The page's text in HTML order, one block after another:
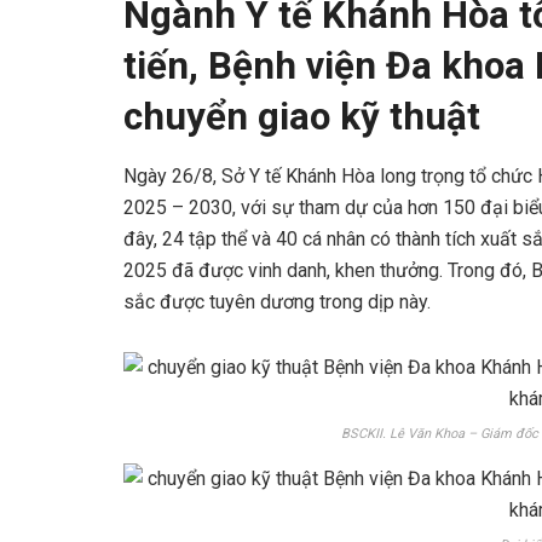
Ngành Y tế Khánh Hòa
tiến, Bệnh viện Đa khoa
chuyển giao kỹ thuật
Ngày 26/8, Sở Y tế Khánh Hòa long trọng tổ
2025 – 2030, với sự tham dự của hơn 150 đại
đây, 24 tập thể và 40 cá nhân có thành tích xuất
2025 đã được vinh danh, khen thưởng. Trong đó,
sắc được tuyên dương trong dịp này.
BSCKII. Lê Văn Khoa – Giám